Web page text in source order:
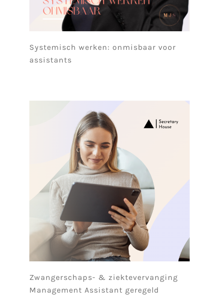
Systemisch werken: onmisbaar voor
assistants
Zwangerschaps- & ziektevervanging
Management Assistant geregeld